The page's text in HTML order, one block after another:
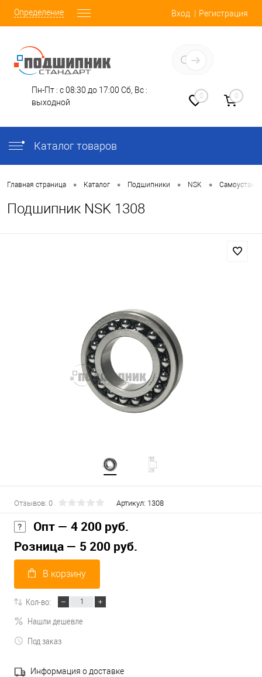
Определение Вход Регистрация
Пн-Пт : с 08:30 до 17:00 Сб, Вс :
выходной
0 0
Каталог товаров
Главная страница • Каталог • Подшипники • NSK •
Подшипник NSK 1308
Отзывов: 0 Артикул: 1308
Опт — 4 200 руб.
Розница — 5 200 руб.
В корзину
Кол-во:
Нашли дешевле
Под заказ
Информация о доставке